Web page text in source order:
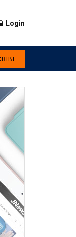
Login